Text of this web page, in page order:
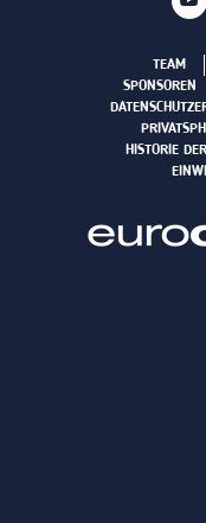
TEAM
SPONSOREN
HISTORIE